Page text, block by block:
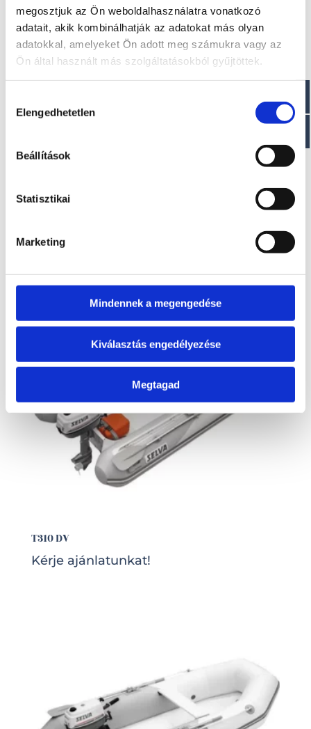
megosztjuk az Ön weboldalhasználatra vonatkozó
adatait, akik kombinálhatják az adatokat más olyan
adatokkal, amelyeket Ön adott meg számukra vagy az
Ön által használt más szolgáltatásokból gyűjtöttek.
kiválasztása
Elengedhetetlen
Beállítások
Statisztikai
Marketing
Mindennek a megengedése
Kiválasztás engedélyezése
Megtagad
Kérje ajánlatunkat!
T310 DV
Kérje ajánlatunkat!